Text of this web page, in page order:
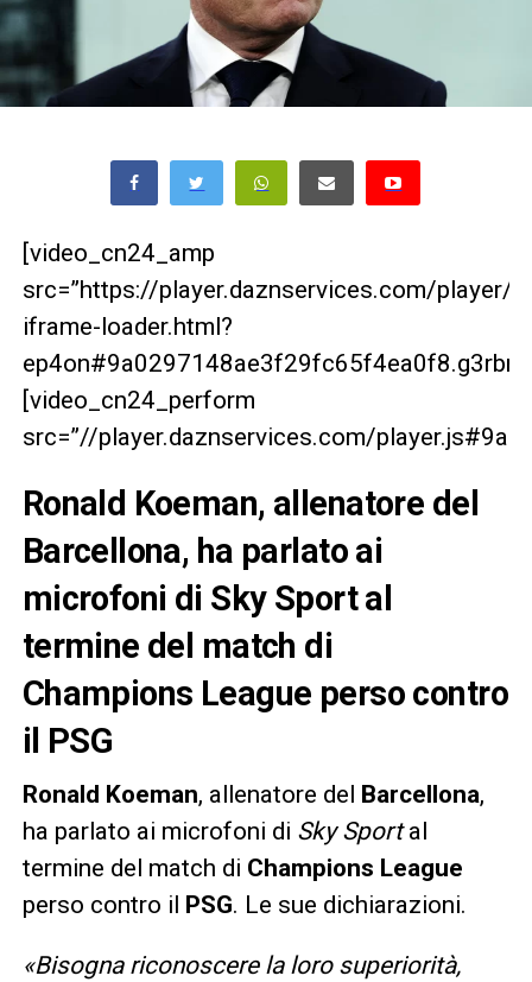
[video_cn24_amp
src=”https://player.daznservices.com/player/
iframe-loader.html?
[video_cn24_perform
src=”//player.daznservices.com/
Ronald Koeman, allenatore del
Barcellona, ha parlato ai
microfoni di Sky Sport al
termine del match di
Champions League perso contro
il PSG
Ronald Koeman, allenatore del Barcellona,
ha parlato ai microfoni di Sky Sportal
termine del match di Champions League
perso contro il
PSG. Le sue dichiarazioni.
«Bisogna riconoscere la loro superiorità,